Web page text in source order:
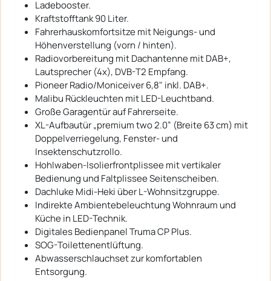
Ladebooster.
Kraftstofftank 90 Liter.
Fahrerhauskomfortsitze mit Neigungs- und
Höhenverstellung (vorn / hinten).
Radiovorbereitung mit Dachantenne mit DAB+,
Lautsprecher (4x), DVB-T2 Empfang.
Pioneer Radio/Moniceiver 6,8" inkl. DAB+.
Malibu Rückleuchten mit LED-Leuchtband.
Große Garagentür auf Fahrerseite.
XL-Aufbautür „premium two 2.0“ (Breite 63 cm) mit
Doppelverriegelung, Fenster- und
Insektenschutzrollo.
Hohlwaben-Isolierfrontplissee mit vertikaler
Bedienung und Faltplissee Seitenscheiben.
Dachluke Midi-Heki über L-Wohnsitzgruppe.
Indirekte Ambientebeleuchtung Wohnraum und
Küche in LED-Technik.
Digitales Bedienpanel Truma CP Plus.
SOG-Toilettenentlüftung.
Abwasserschlauchset zur komfortablen
Entsorgung.